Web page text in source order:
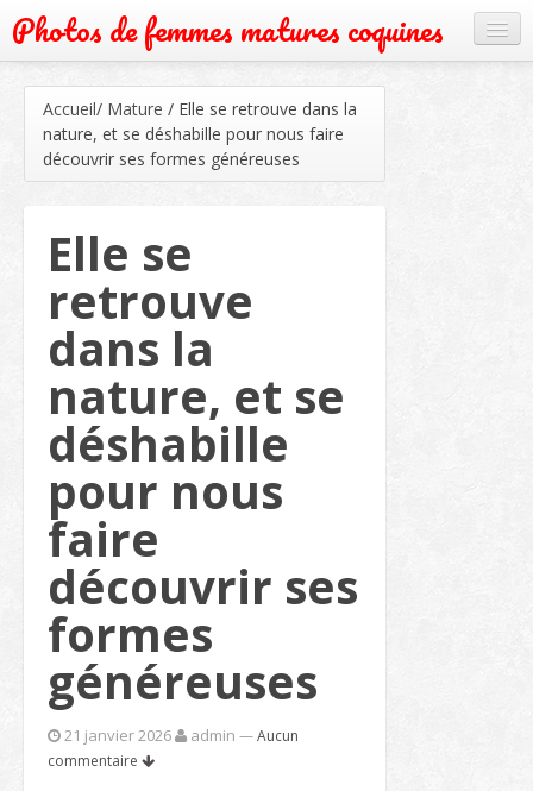
Photos de femmes matures coquines
Grand mère
Mature
Rencontre
Webcam
Accueil/ Mature / Elle se retrouve dans la
nature, et se déshabille pour nous faire
découvrir ses formes généreuses
Elle se
retrouve
dans la
nature, et se
déshabille
pour nous
faire
découvrir ses
formes
généreuses
21 janvier 2026 admin —Aucun
commentaire